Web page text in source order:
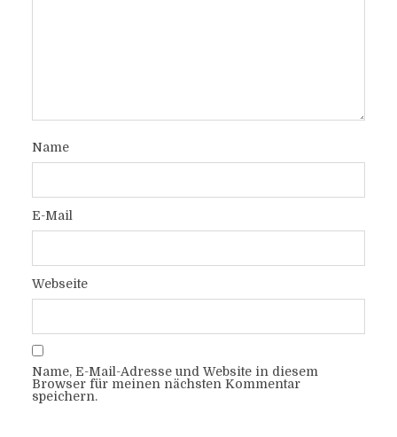
Name
E-Mail
Webseite
Name, E-Mail-Adresse und Website in diesem
Browser für meinen nächsten Kommentar
speichern.